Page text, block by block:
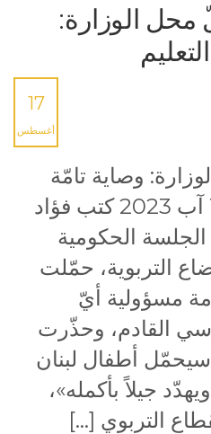
محل الوزارة:
17
أغسطس
وصاية تامّة
على التعليم الخميس 17 آب 2023 كتب فؤاد
الحكومية
التربوية، حمّلت
مسؤولية أيّ
القادم، وحذّرت
أطفال لبنان
جيلاً بأكمله»،
التربوي […]